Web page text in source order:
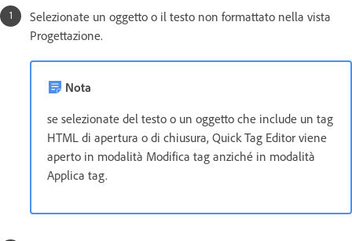
Selezionate un oggetto o il testo non formattato nella vista
Progettazione.
Nota
se selezionate del testo o un oggetto che include un tag
HTML di apertura o di chiusura, Quick Tag Editor viene
aperto in modalità Modifica tag anziché in modalità
Applica tag.